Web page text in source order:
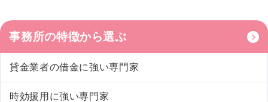
事務所の特徴から選ぶ
貸金業者の借金に強い専門家
時効援用に強い専門家